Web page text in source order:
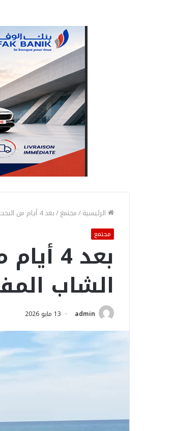
الرئيسية/مجتمع/بعد 4 أيام من البحث: العثور على جثة الشاب المفقود في شاطئ هرقلة
مجتمع
بعد 4
الشاب
admin 13 مايو 2026